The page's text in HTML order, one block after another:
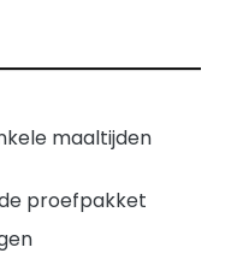
maaltijden
proefpakket